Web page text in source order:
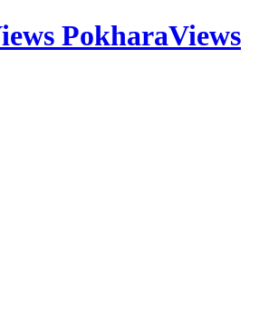
PokharaViews